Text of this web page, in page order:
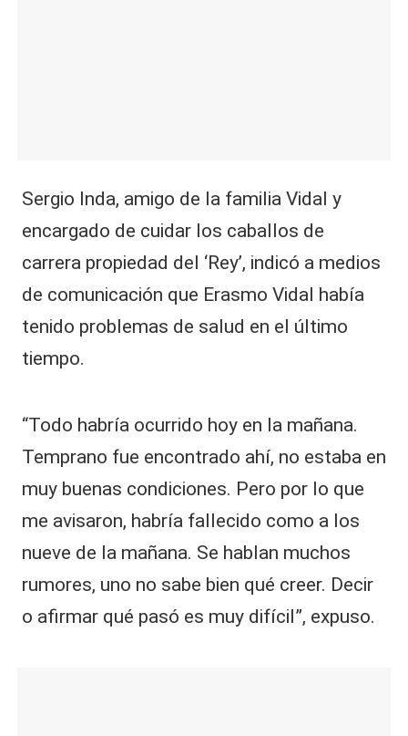
Sergio Inda, amigo de la familia Vidal y
encargado de cuidar los caballos de
carrera propiedad del ‘Rey’, indicó a medios
de comunicación que Erasmo Vidal había
tenido problemas de salud en el último
tiempo.
“Todo habría ocurrido hoy en la mañana.
Temprano fue encontrado ahí, no estaba en
muy buenas condiciones. Pero por lo que
me avisaron, habría fallecido como a los
nueve de la mañana. Se hablan muchos
rumores, uno no sabe bien qué creer. Decir
o afirmar qué pasó es muy difícil”, expuso.